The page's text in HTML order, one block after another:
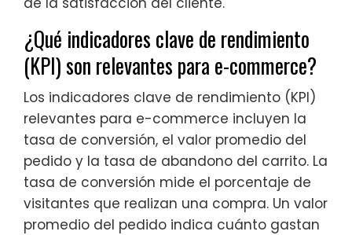
¿Qué indicadores clave de rendimiento
(KPI) son relevantes para e-commerce?
Los indicadores clave de rendimiento (KPI)
relevantes para e-commerce incluyen la
tasa de conversión, el valor promedio del
pedido y la tasa de abandono del carrito. La
tasa de conversión mide el porcentaje de
visitantes que realizan una compra. Un valor
promedio del pedido indica cuánto gastan